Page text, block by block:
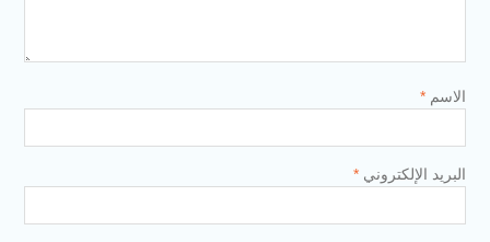
الاسم *
البريد الإلكتروني *